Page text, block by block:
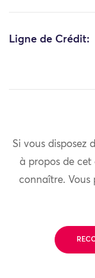
Ligne de Crédit:
Si vous disposez
à propos de cet
connaître. Vous